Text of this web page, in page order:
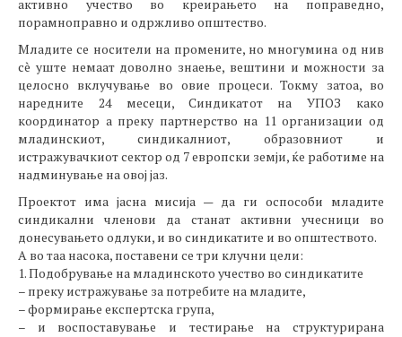
активно учество во креирањето на поправедно,
порамноправно и одржливо општество.
Младите се носители на промените, но многумина од нив
сè уште немаат доволно знаење, вештини и можности за
целосно вклучување во овие процеси. Токму затоа, во
наредните 24 месеци, Синдикатот на УПОЗ како
координатор а преку партнерство на 11 организации од
младинскиот, синдикалниот, образовниот и
истражувачкиот сектор од 7 европски земји, ќе работиме на
надминување на овој јаз.
Проектот има јасна мисија — да ги оспособи младите
синдикални членови да станат активни учесници во
донесувањето одлуки, и во синдикатите и во општеството.
А во таа насока, поставени се три клучни цели:
1. Подобрување на младинското учество во синдикатите
– преку истражување за потребите на младите,
– формирање експертска група,
– и воспоставување и тестирање на структурирана